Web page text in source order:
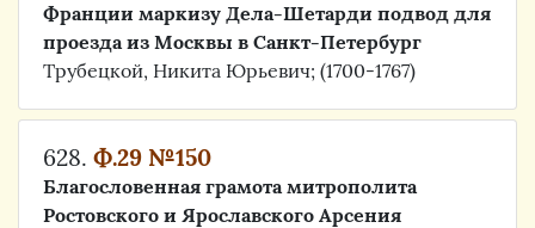
Франции маркизу Дела-Шетарди подвод для
проезда из Москвы в Санкт-Петербург
Трубецкой, Никита Юрьевич; (1700-1767)
628. Ф.29 №150
Благословенная грамота митрополита
Ростовского и Ярославского Арсения